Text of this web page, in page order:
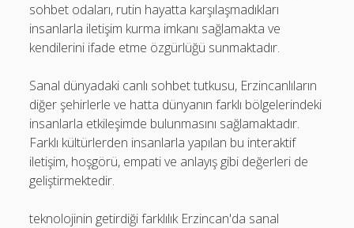
sohbet odaları, rutin hayatta karşılaşmadıkları
insanlarla iletişim kurma imkanı sağlamakta ve
kendilerini ifade etme özgürlüğü sunmaktadır.
Sanal dünyadaki canlı sohbet tutkusu, Erzincanlıların
diğer şehirlerle ve hatta dünyanın farklı bölgelerindeki
insanlarla etkileşimde bulunmasını sağlamaktadır.
Farklı kültürlerden insanlarla yapılan bu interaktif
iletişim, hoşgörü, empati ve anlayış gibi değerleri de
geliştirmektedir.
teknolojinin getirdiği farklılık Erzincan'da sanal